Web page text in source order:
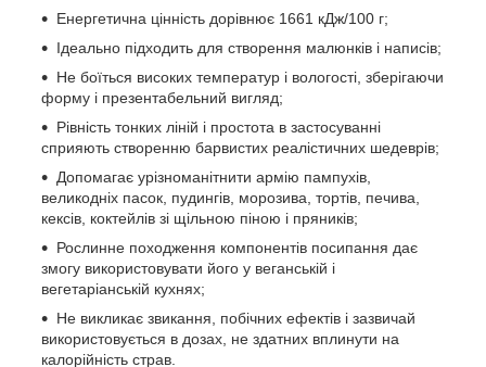
Енергетична цінність дорівнює 1661 кДж/100 г;
Ідеально підходить для створення малюнків і написів;
Не боїться високих температур і вологості, зберігаючи
форму і презентабельний вигляд;
Рівність тонких ліній і простота в застосуванні
сприяють створенню барвистих реалістичних шедеврів;
Допомагає урізноманітнити армію пампухів,
великодніх пасок, пудингів, морозива, тортів, печива,
кексів, коктейлів зі щільною піною і пряників;
Рослинне походження компонентів посипання дає
змогу використовувати його у веганській і
вегетаріанській кухнях;
Не викликає звикання, побічних ефектів і зазвичай
використовується в дозах, не здатних вплинути на
калорійність страв.